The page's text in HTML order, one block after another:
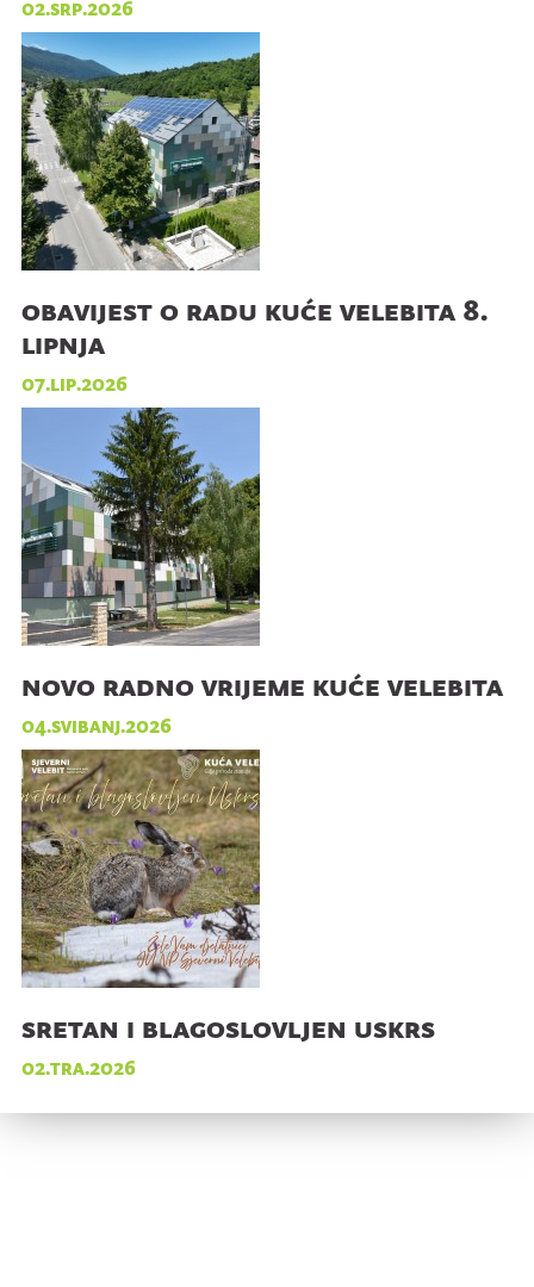
02.srp.2026
obavijest o radu kuće velebita 8.
lipnja
07.lip.2026
novo radno vrijeme kuće velebita
04.svibanj.2026
sretan i blagoslovljen uskrs
02.tra.2026